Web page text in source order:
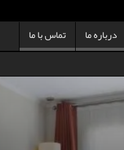
درباره ما تماس با ما